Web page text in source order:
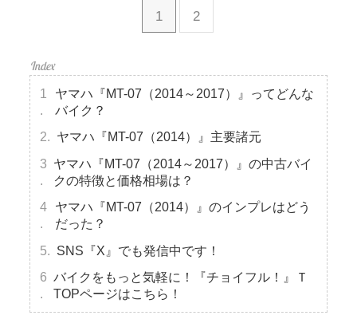
1 2
ヤマハ『MT-07（2014～2017）』ってどんな
バイク？
ヤマハ『MT-07（2014）』主要諸元
ヤマハ『MT-07（2014～2017）』の中古バイ
クの特徴と価格相場は？
ヤマハ『MT-07（2014）』のインプレはどう
だった？
SNS『X』でも発信中です！
バイクをもっと気軽に！『チョイフル！』Ｔ
TOPページはこちら！